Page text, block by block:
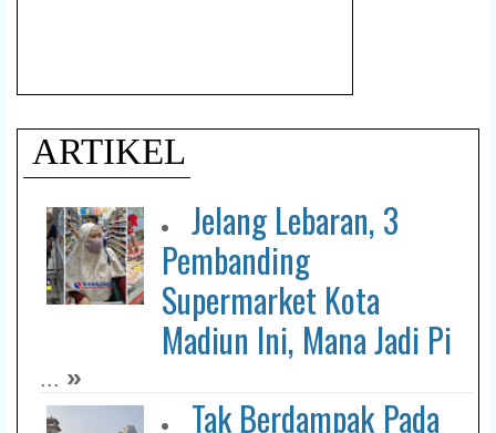
ARTIKEL
Jelang Lebaran, 3
Pembanding
Supermarket Kota
Madiun Ini, Mana Jadi Pi
... »
Tak Berdampak Pada